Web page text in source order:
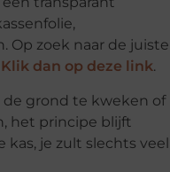
Op zoek naar de juiste
Klik dan op deze link.
grond te kweken of
het principe blijft
kas, je zult slechts veel